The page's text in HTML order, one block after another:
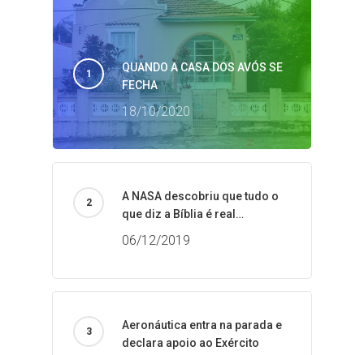
QUANDO A CASA DOS AVÓS SE
FECHA
18/10/2020
A NASA descobriu que tudo o
que diz a Bíblia é real…
06/12/2019
Aeronáutica entra na parada e
declara apoio ao Exército